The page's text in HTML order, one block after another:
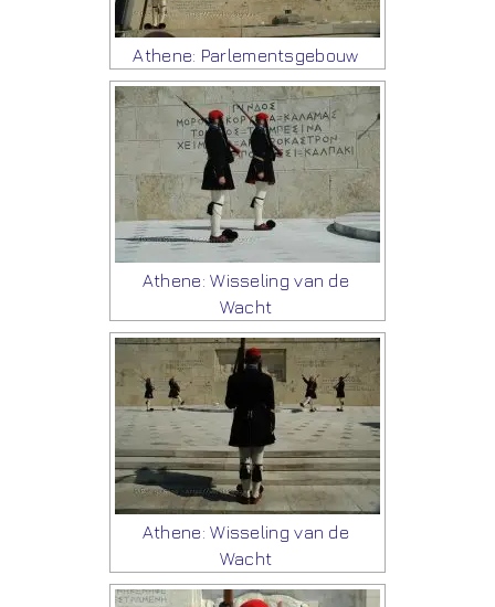
Athene: Parlementsgebouw
Athene: Wisseling van de
Wacht
Athene: Wisseling van de
Wacht